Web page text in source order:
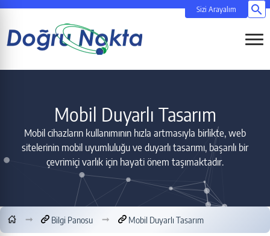
Mobil Duyarlı Tasarım
Mobil cihazların kullanımının hızla artmasıyla birlikte, web
sitelerinin mobil uyumluluğu ve duyarlı tasarımı, başarılı bir
çevrimiçi varlık için hayati önem taşımaktadır.
Bilgi Panosu Mobil Duyarlı Tasarım